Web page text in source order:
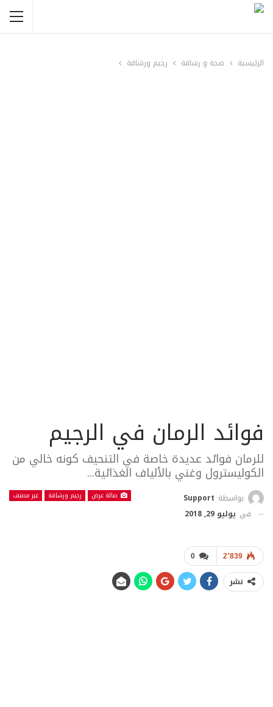
الرئيسية صحة و رشاقة رجيم ورشاقة
فوائد الرمان في الرجيم
للرمان فوائد عديدة خاصة في التنحيف كونه خالي من
الكوليسترول وغني بالألياف الغذائية...
صالة عرض رجيم ورشاقة غير مصنف بواسطة Support
في يوليو 29, 2018
0 2٬839
نشر